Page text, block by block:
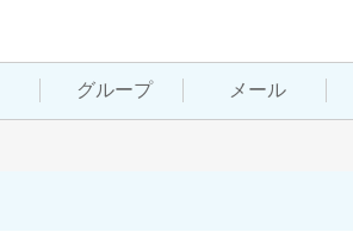
グループ メール